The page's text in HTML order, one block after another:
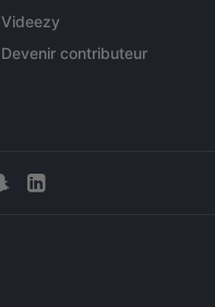
Videezy
Devenir contributeur